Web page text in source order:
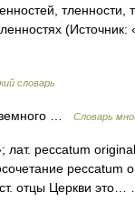
тленности,
словарь
… Словарь
лат. peccatum
peccatum
отцы Церкви